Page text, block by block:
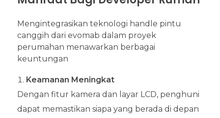
Mengintegrasikan teknologi handle pintu
canggih dari evomab dalam proyek
perumahan menawarkan berbagai
keuntungan
Keamanan Meningkat
Dengan fitur kamera dan layar LCD, penghuni
dapat memastikan siapa yang berada di depan